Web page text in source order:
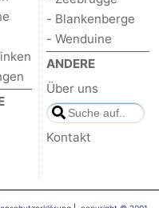
- Blankenberge
- Wenduine
ANDERE
Über uns
Kontakt